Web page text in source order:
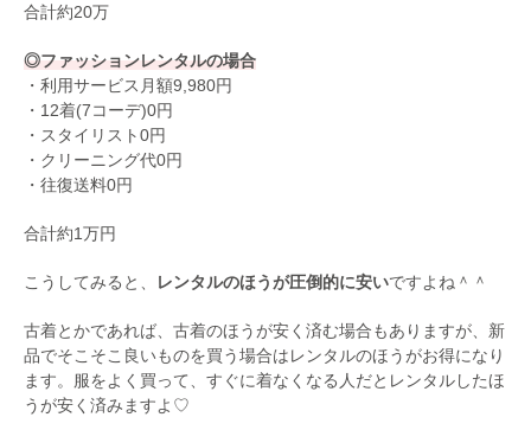
合計約20万
◎ファッションレンタルの場合
・利用サービス月額9,980円
・12着(7コーデ)0円
・スタイリスト0円
・クリーニング代0円
・往復送料0円
合計約1万円
こうしてみると、 レンタルのほうが圧倒的に安いですよね＾＾
古着とかであれば、古着のほうが安く済む場合もありますが、新
品でそこそこ良いものを買う場合はレンタルのほうがお得になり
ます。服をよく買って、すぐに着なくなる人だとレンタルしたほ
うが安く済みますよ♡